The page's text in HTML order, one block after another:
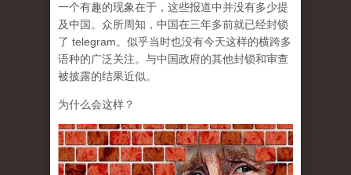
一个有趣的现象在于，这些报道中并没有多少提
及中国。众所周知，中国在三年多前就已经封锁
了 telegram。似乎当时也没有今天这样的横跨多
语种的广泛关注。与中国政府的其他封锁和审查
被披露的结果近似。
为什么会这样？